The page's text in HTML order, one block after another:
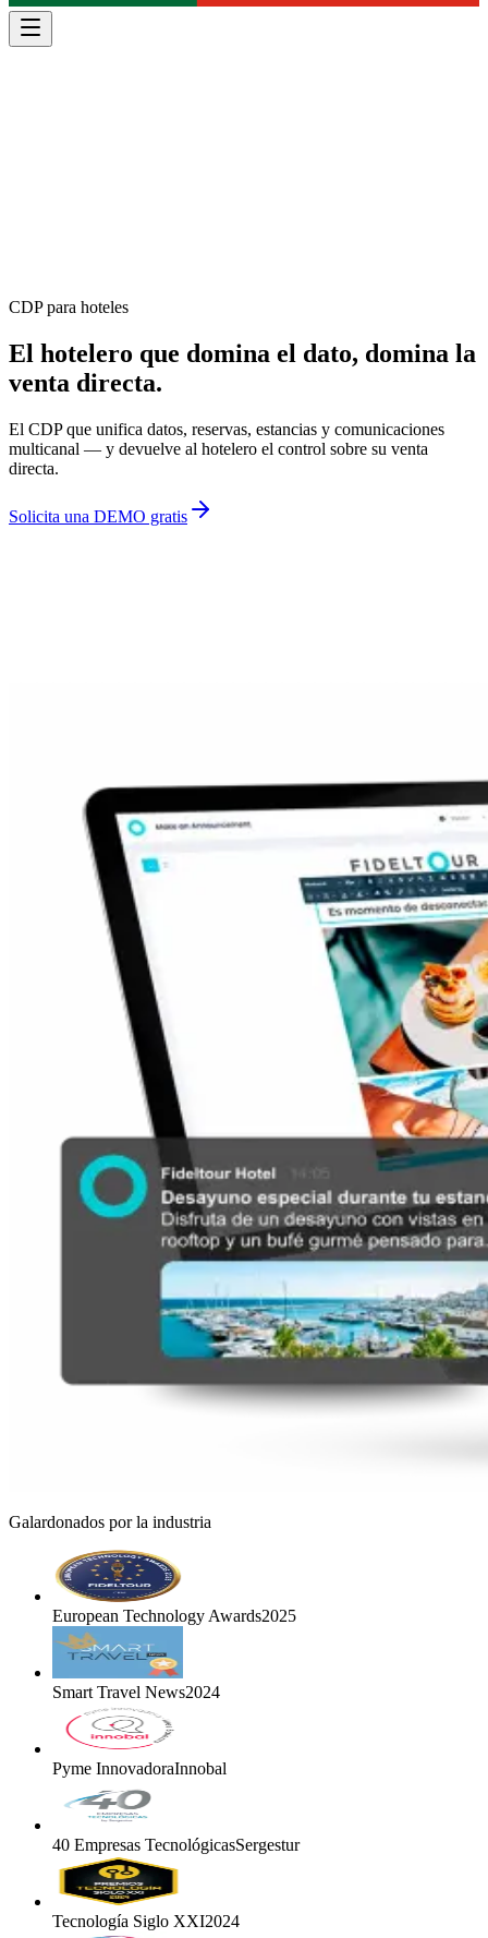
CDP para hoteles
El hotelero que domina el dato, domina la
venta directa.
El CDP que unifica datos, reservas, estancias y comunicaciones
multicanal — y devuelve al hotelero el control sobre su venta
directa.
Solicita una DEMO gratis
Galardonados por la industria
European Technology Awards2025
Smart Travel News2024
Pyme InnovadoraInnobal
40 Empresas TecnológicasSergestur
Tecnología Siglo XXI2024